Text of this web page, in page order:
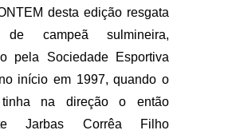
desta edição resgata
campeã sulmineira,
pela Sociedade Esportiva
início em 1997, quando o
tinha na direção o então
Jarbas Corrêa Filho